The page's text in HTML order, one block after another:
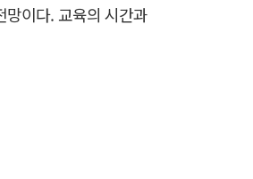
이다. 교육의 시간과